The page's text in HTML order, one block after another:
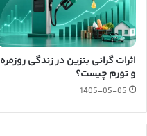
اثرات گرانی بنزین در زندگی روزمره
و تورم چیست؟
1405-05-05